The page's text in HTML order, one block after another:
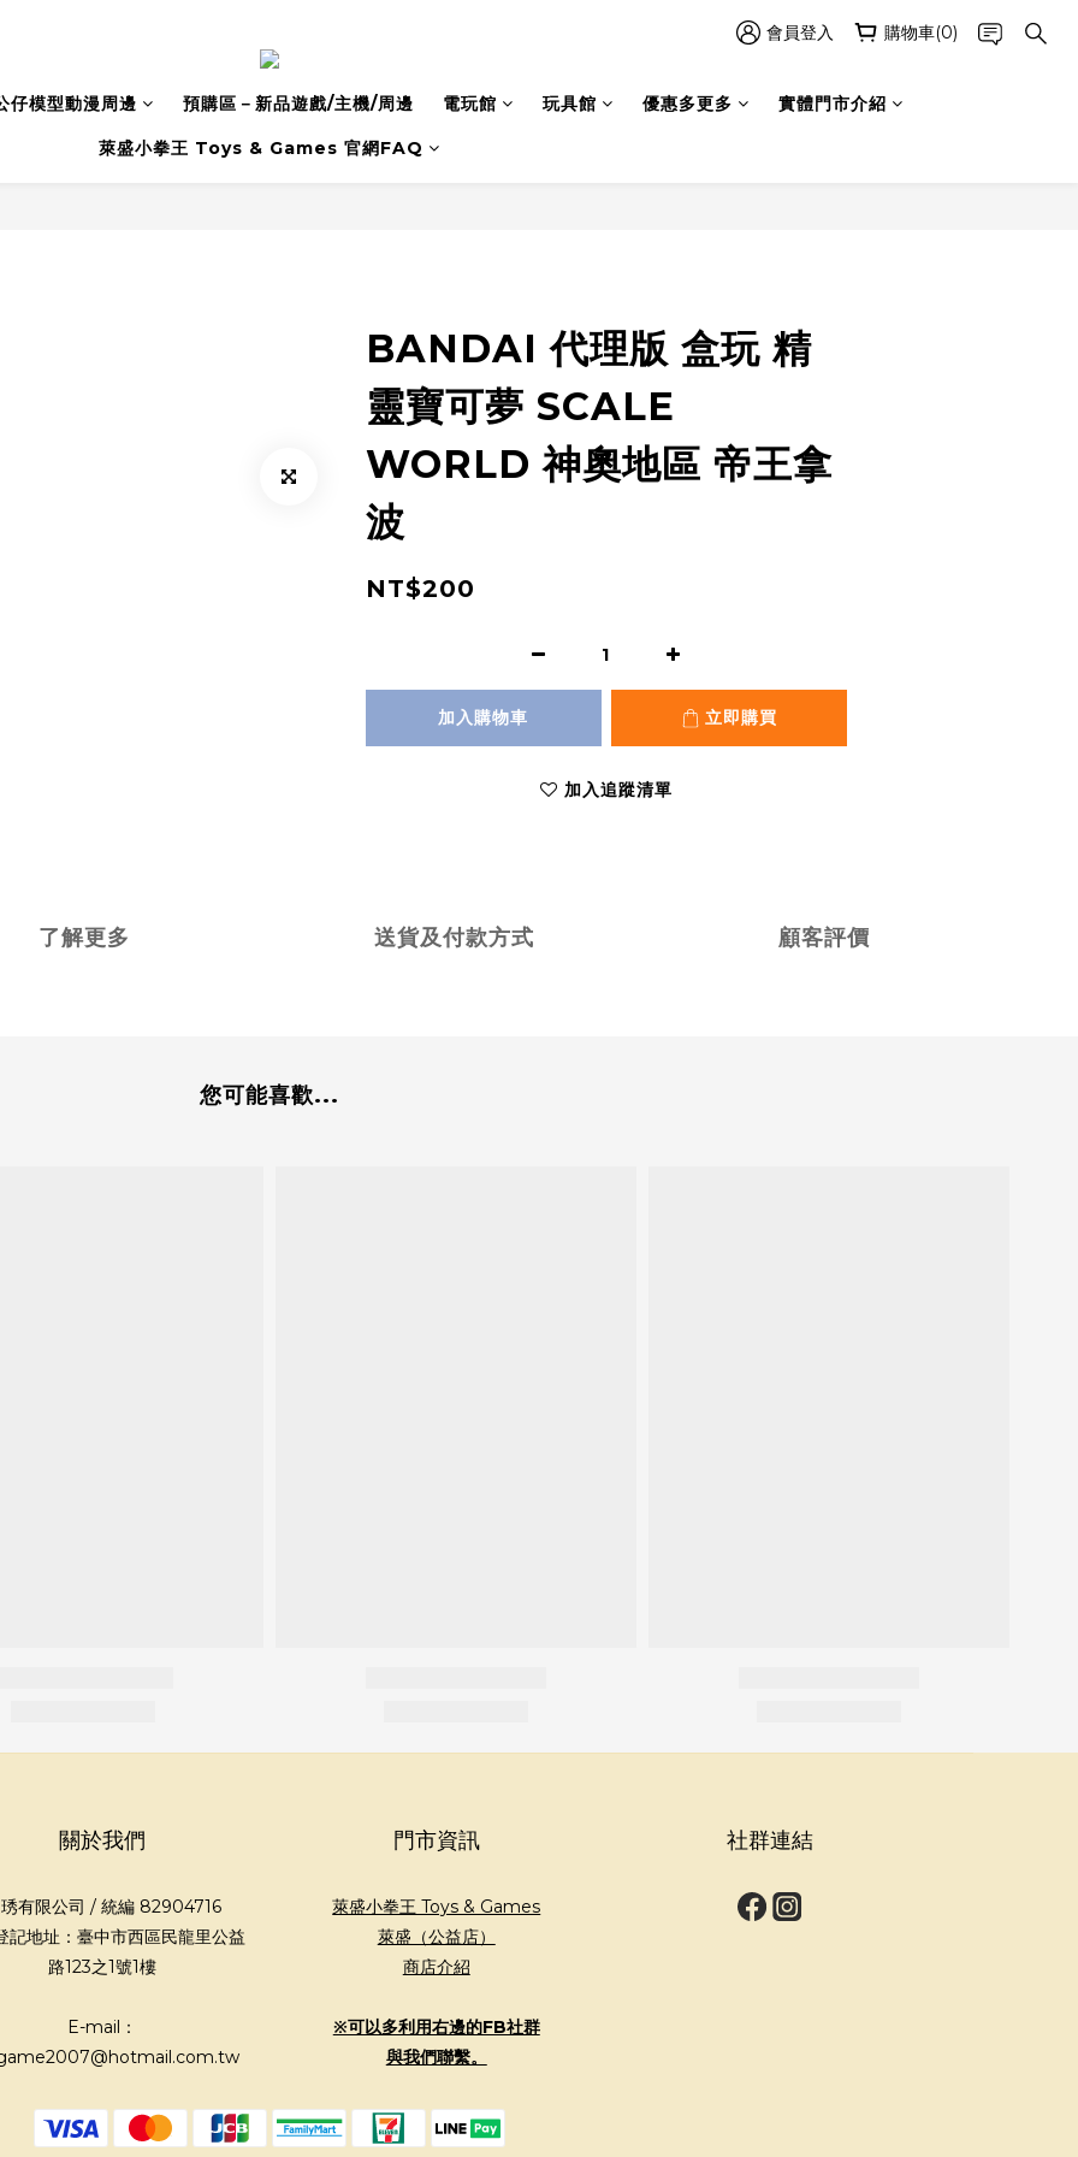
會員登入 購物車(0)
仔模型動漫周邊 預購區－新品遊戲/主機/周邊 電玩館 玩具館 優惠多更多 實體門市介紹
萊盛小拳王 Toys & Games 官網FAQ
BANDAI 代理版 盒玩 精
靈寶可夢 SCALE
WORLD 神奧地區 帝王拿
波
NT$200
加入購物車 立即購買
加入追蹤清單
了解更多 送貨及付款方式 顧客評價
您可能喜歡...
關於我們
有限公司 / 統編 82904716
記地址：臺中市西區民龍里公益
路123之1號1樓
E-mail：
門市資訊
萊盛小拳王 Toys & Games
萊盛（公益店）
商店介紹
※可以多利用右邊的FB社群
與我們聯繫。
社群連結